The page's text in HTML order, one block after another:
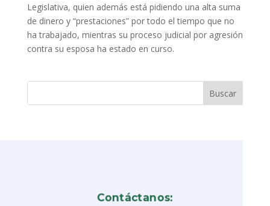
Legislativa, quien además está pidiendo una alta suma
de dinero y “prestaciones” por todo el tiempo que no
ha trabajado, mientras su proceso judicial por agresión
contra su esposa ha estado en curso.
Contáctanos: